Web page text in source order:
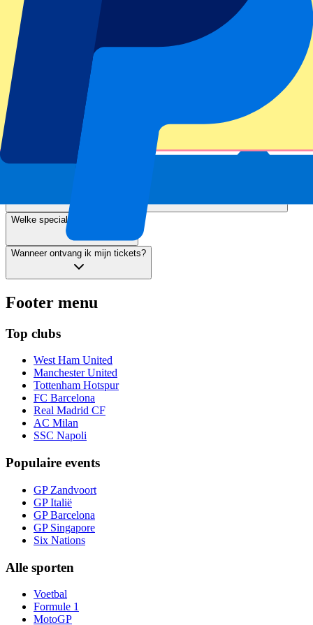
FAQ
Waar en wanneer vindt het concert plaats?
Hoe kan ik het concert het bereiken?
Waar kan ik opstappen richting het concert?
Welke special guests komen?
Wanneer ontvang ik mijn tickets?
Footer menu
Top clubs
West Ham United
Manchester United
Tottenham Hotspur
FC Barcelona
Real Madrid CF
AC Milan
SSC Napoli
Populaire events
GP Zandvoort
GP Italië
GP Barcelona
GP Singapore
Six Nations
Alle sporten
Voetbal
Formule 1
MotoGP